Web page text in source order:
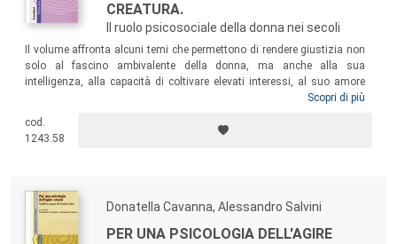
CREATURA.
Il ruolo psicosociale della donna nei secoli
Il volume affronta alcuni temi che permettono di rendere giustizia non
solo al fascino ambivalente della donna, ma anche alla sua
intelligenza, alla capacità di coltivare elevati interessi, al suo amore
per la cultura, alle pregevoli doti artistiche. Gli autori vogliono delineare
suoi vari ruoli, talvolta contrastanti, assunti a seconda dei periodi
storici che l’hanno vista agire, soccombere o trionfare.
Scopri di più
cod.
1243.58
Donatella Cavanna, Alessandro Salvini
PER UNA PSICOLOGIA DELL'AGIRE